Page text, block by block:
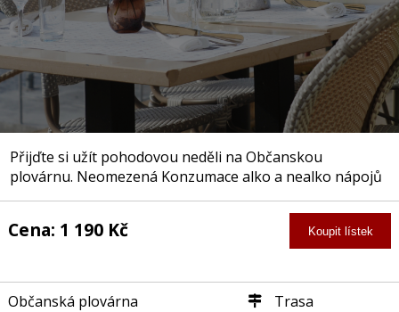
Přijďte si užít pohodovou neděli na Občanskou
plovárnu. Neomezená Konzumace alko a nealko nápojů
Cena: 1 190 Kč Koupit lístek
Občanská plovárna
Trasa